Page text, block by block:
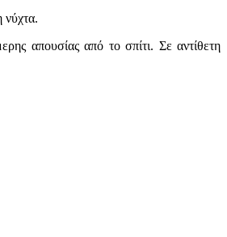
νύχτα.
απουσίας από το σπίτι. Σε αντίθετη